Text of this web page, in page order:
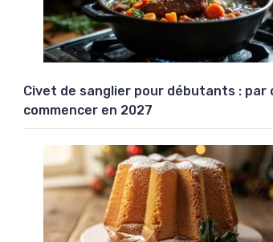
Civet de sanglier pour débutants : par
commencer en 2027